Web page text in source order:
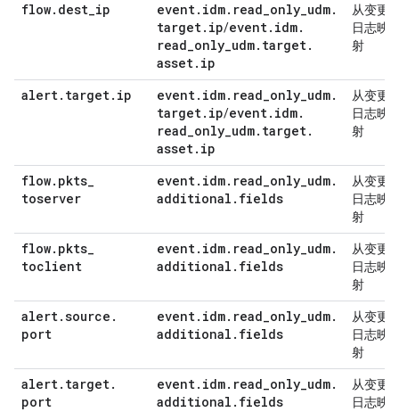
flow. dest_ip event. idm. read_only_udm.
target. ip/event. idm.
read_only_udm. target.
asset. ip
从变更
日志映
射
alert. target. ip event. idm. read_only_udm.
target. ip/event. idm.
read_only_udm. target.
asset. ip
从变更
日志映
射
flow. pkts_
toserver
event. idm. read_only_udm.
additional . fields
从变更
日志映
射
flow. pkts_
toclient
event. idm. read_only_udm.
additional . fields
从变更
日志映
射
alert.source .
port
event. idm. read_only_udm.
additional . fields
从变更
日志映
射
alert. target.
port
event. idm. read_only_udm.
additional . fields
从变更
日志映